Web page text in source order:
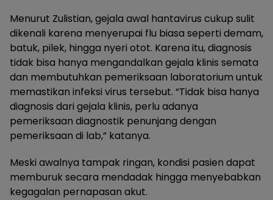
Menurut Zulistian, gejala awal hantavirus cukup sulit
dikenali karena menyerupai flu biasa seperti demam,
batuk, pilek, hingga nyeri otot. Karena itu, diagnosis
tidak bisa hanya mengandalkan gejala klinis semata
dan membutuhkan pemeriksaan laboratorium untuk
memastikan infeksi virus tersebut. “Tidak bisa hanya
diagnosis dari gejala klinis, perlu adanya
pemeriksaan diagnostik penunjang dengan
pemeriksaan di lab,” katanya.
Meski awalnya tampak ringan, kondisi pasien dapat
memburuk secara mendadak hingga menyebabkan
kegagalan pernapasan akut.